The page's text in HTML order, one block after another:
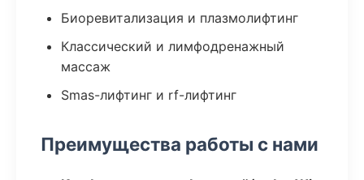
Биоревитализация и плазмолифтинг
Классический и лимфодренажный
массаж
Smas-лифтинг и rf-лифтинг
Преимущества работы с нами